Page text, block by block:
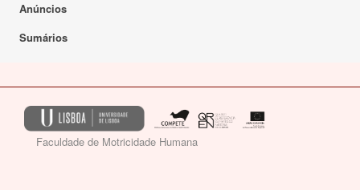
Anúncios
Sumários
Faculdade de Motricidade Humana